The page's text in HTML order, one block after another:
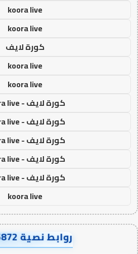
koora live
koora live
كورة لايف
koora live
koora live
كورة لايف - koora live
كورة لايف - koora live
كورة لايف - koora live
كورة لايف - koora live
كورة لايف - koora live
koora live
روابط نصية AA35872